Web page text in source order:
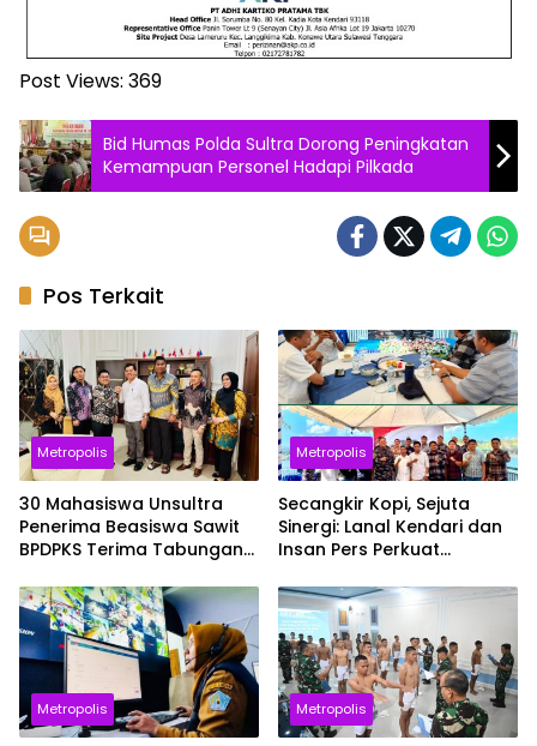
Post Views: 369
Bid Humas Polda Sultra Dorong Peningkatan
Kemampuan Personel Hadapi Pilkada
Pos Terkait
Metropolis
30 Mahasiswa Unsultra
Penerima Beasiswa Sawit
BPDPKS Terima Tabungan
SDM Unggul
Metropolis
Secangkir Kopi, Sejuta
Sinergi: Lanal Kendari dan
Insan Pers Perkuat
Metropolis Metropolis